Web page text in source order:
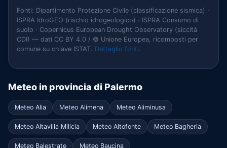
Fonti: Dipartimento Protezione Civile (classificazione sismica) ·
ISPRA IdroGEO (rischio idrogeologico) · ISPRA Consumo di
suolo · Copernicus European Drought Observatory (siccità
CDI) — dati CC BY 4.0 / © Unione Europea, ricomposti per
comune su chiave ISTAT. Dettaglio fonti.
Meteo in provincia di Palermo
Meteo Alia Meteo Alimena Meteo Aliminusa
Meteo Altavilla Milicia Meteo Altofonte Meteo Bagheria
Meteo Balestrate Meteo Baucina